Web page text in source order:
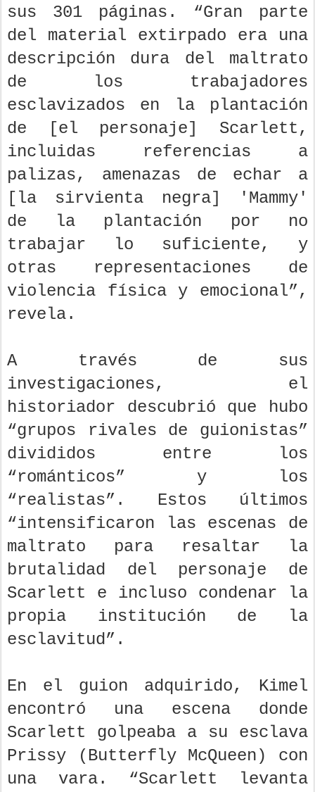
sus 301 páginas. “Gran parte
del material extirpado era una
descripción dura del maltrato
de los trabajadores
esclavizados en la plantación
de [el personaje] Scarlett,
incluidas referencias a
palizas, amenazas de echar a
[la sirvienta negra] 'Mammy'
de la plantación por no
trabajar lo suficiente, y
otras representaciones de
violencia física y emocional”,
revela.
A través de sus
investigaciones, el
historiador descubrió que hubo
“grupos rivales de guionistas”
divididos entre los
“románticos” y los
“realistas”. Estos últimos
“intensificaron las escenas de
maltrato para resaltar la
brutalidad del personaje de
Scarlett e incluso condenar la
propia institución de la
esclavitud”.
En el guion adquirido, Kimel
encontró una escena donde
Scarlett golpeaba a su esclava
Prissy (Butterfly McQueen) con
una vara. “Scarlett levanta